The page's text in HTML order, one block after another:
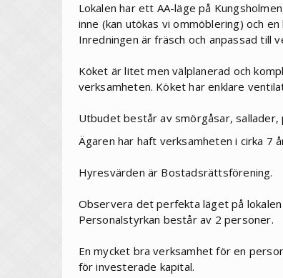
Lokalen har ett AA-läge på
inne (kan utökas vi ommöblering) och
Inredningen är fräsch och anpassad till
Köket är litet men välplanerad och
verksamheten. Köket har enklare
Utbudet består av smörgåsar,
Ägaren har haft verksamheten i cirka 7
Hyresvärden är Bostadsrättsförening.
Observera det perfekta läget på lokalen
Personalstyrkan består av 2 personer.
En mycket bra verksamhet för en
för investerade kapital.